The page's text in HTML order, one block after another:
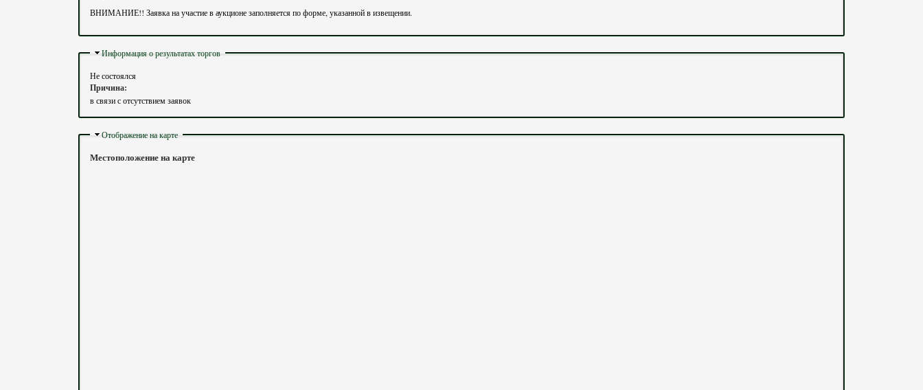
ВНИМАНИЕ!! Заявка на участие в аукционе заполняется по форме, указанной в извещении.
Скрыть
Информация о результатах торгов
Не состоялся
Причина:
в связи с отсутствием заявок
Скрыть
Отображение на карте
Местоположение на карте